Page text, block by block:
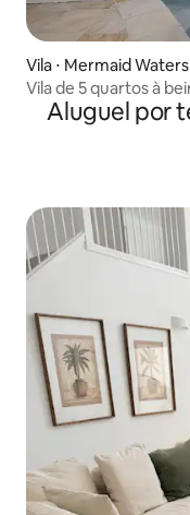
Vila ⋅ Mermaid Waters
Vila de 5 quartos à
Aluguel por